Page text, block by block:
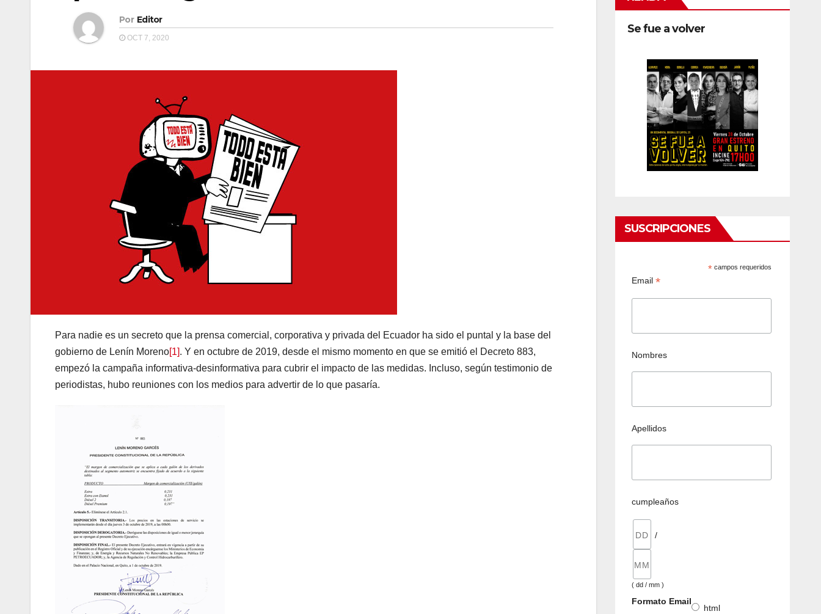
Por Editor
OCT 7, 2020
Para nadie es un secreto que la prensa comercial, corporativa y privada del Ecuador ha sido el puntal y la base del
gobierno de Lenín Moreno[1]. Y en octubre de 2019, desde el mismo momento en que se emitió el Decreto 883,
empezó la campaña informativa-desinformativa para cubrir el impacto de las medidas. Incluso, según testimonio de
periodistas, hubo reuniones con los medios para advertir de lo que pasaría.
Se fue a volver
SUSCRIPCIONES
* campos requeridos
Email *
Nombres
Apellidos
cumpleaños
/
( dd / mm )
Formato Email
html